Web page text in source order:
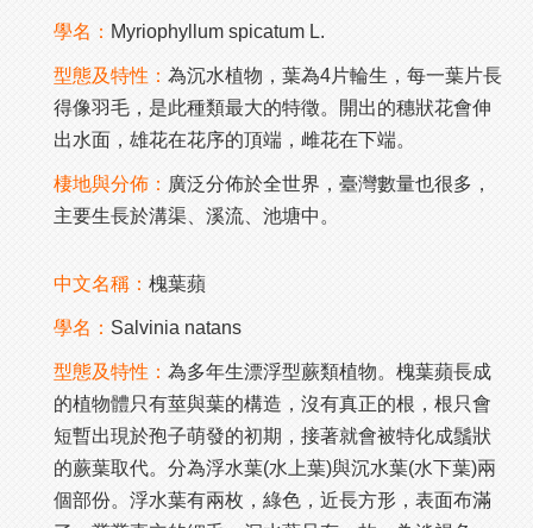
學名： Myriophyllum spicatum L.
型態及特性： 為沉水植物，葉為4片輪生，每一葉片長
得像羽毛，是此種類最大的特徵。開出的穗狀花會伸
出水面，雄花在花序的頂端，雌花在下端。
棲地與分佈： 廣泛分佈於全世界，臺灣數量也很多，
主要生長於溝渠、溪流、池塘中。
中文名稱： 槐葉蘋
學名： Salvinia natans
型態及特性： 為多年生漂浮型蕨類植物。槐葉蘋長成
的植物體只有莖與葉的構造，沒有真正的根，根只會
短暫出現於孢子萌發的初期，接著就會被特化成鬚狀
的蕨葉取代。分為浮水葉(水上葉)與沉水葉(水下葉)兩
個部份。浮水葉有兩枚，綠色，近長方形，表面布滿